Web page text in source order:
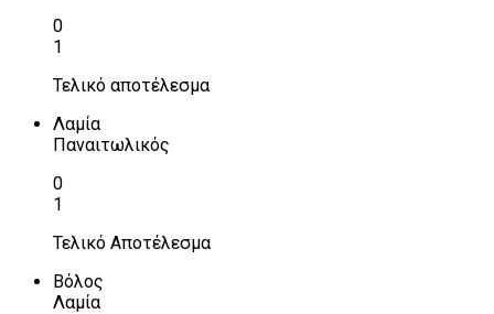
0
1
Τελικό αποτέλεσμα
Λαμία
Παναιτωλικός
0
1
Τελικό Αποτέλεσμα
Βόλος
Λαμία